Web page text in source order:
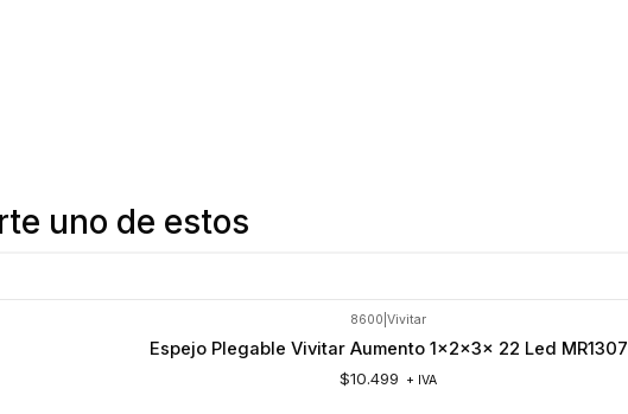
uno de estos
8600 Vivitar
Espejo Plegable Vivitar Aumento 1x2x3x 22 Led MR1307
$10.499 + IVA